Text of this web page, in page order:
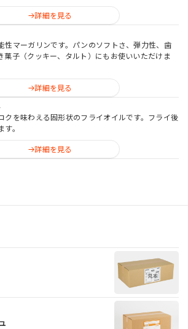
詳細を見る
性マーガリンです。パンのソフトさ、弾力性、歯
菓子（クッキー、タルト）にもお使いいただけま
詳細を見る
クを味わえる固形状のフライオイルです。フライ後
。
詳細を見る